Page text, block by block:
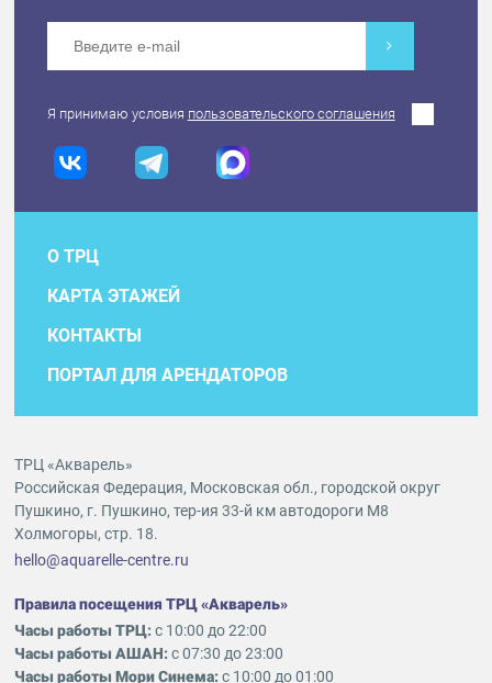
Я принимаю условия пользовательского соглашения
О ТРЦ
КАРТА ЭТАЖЕЙ
КОНТАКТЫ
ПОРТАЛ ДЛЯ АРЕНДАТОРОВ
ТРЦ «Акварель»
Российская Федерация, Московская обл., городской округ
Пушкино, г. Пушкино, тер-ия 33-й км автодороги М8
Холмогоры, стр. 18.
hello@aquarelle-centre.ru
Правила посещения ТРЦ «Акварель»
Часы работы ТРЦ:с 10:00 до 22:00
Часы работы АШАН:с 07:30 до 23:00
Часы работы Мори Синема:с 10:00 до 01:00